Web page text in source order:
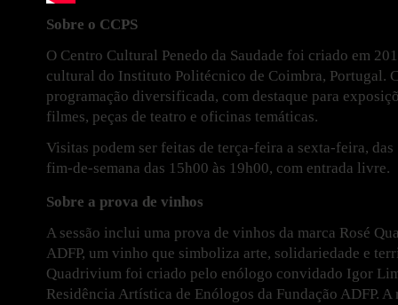
Sobre o CCPS
O Centro Cultural Penedo da Saudade foi criado em
cultural do Instituto Politécnico de Coimbra, Portugal.
programação diversificada, com destaque para
filmes, peças de teatro e oficinas temáticas.
Visitas podem ser feitas de terça-feira a sexta-feira, das
fim-de-semana das 15h00 às 19h00, com entrada livre.
Sobre a prova de vinhos
A sessão inclui uma prova de vinhos da marca Rosé
ADFP, um vinho que simboliza arte, solidariedade e
Quadrivium foi criado pelo enólogo convidado Igor
Residência Artística de Enólogos da Fundação ADFP.